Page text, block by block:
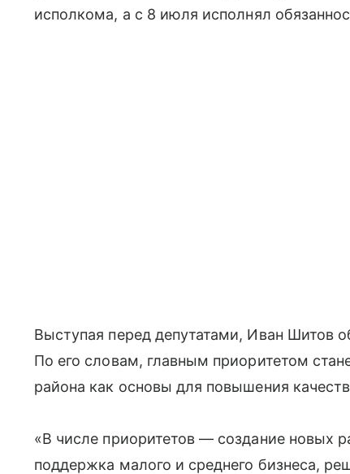
исполкома, а с 8 июля исполнял
Выступая перед депутатами, Иван Шитов
По его словам, главным приоритетом
района как основы для повышения
«В числе приоритетов — создание новых
поддержка малого и среднего бизнеса,